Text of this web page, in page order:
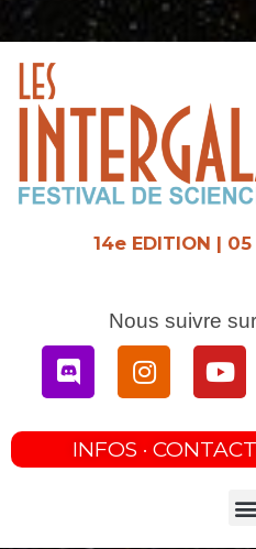
Aller
14e EDITION |
Nous suivre
DiscordInstagram
INFOS ·